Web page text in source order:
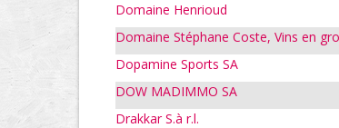
Domaine Henrioud
Domaine Stéphane Coste, Vins en
Dopamine Sports SA
DOW MADIMMO SA
Drakkar S.à r.l.